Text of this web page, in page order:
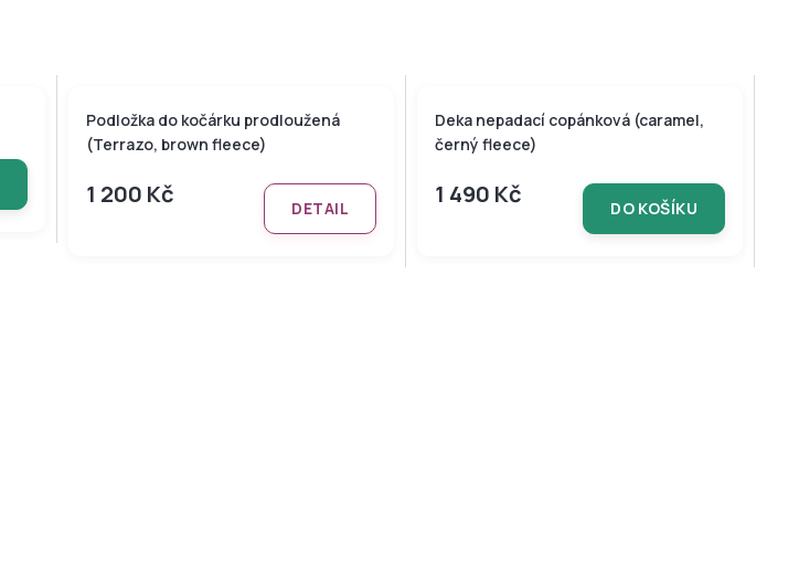
Podložka do kočárku prodloužená
(Terrazo, brown fleece)
1 200 Kč DETAIL
Deka nepadací copánková (caramel,
černý fleece)
1 490 Kč DO KOŠÍKU